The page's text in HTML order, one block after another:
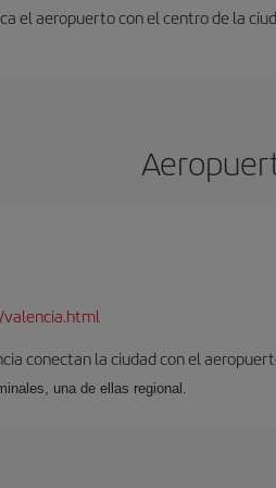
el aeropuerto con el centro de la
conectan la ciudad con el
una de ellas regional.